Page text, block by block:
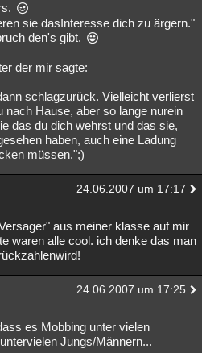
sie dasInteresse dich zu ärgern."
den's gibt.
der mir sagte:
schlagzurück. Vielleicht verlierst
nach Hause, aber so lange nurein
das du dich wehrst und das sie,
haben, auch eine Ladung
müssen.";)
24.06.2007 um 17:17
aus meiner klasse auf mir
waren alle cool. ich denke das man
24.06.2007 um 17:25
es Mobbing unter vielen
Jungs/Männern...